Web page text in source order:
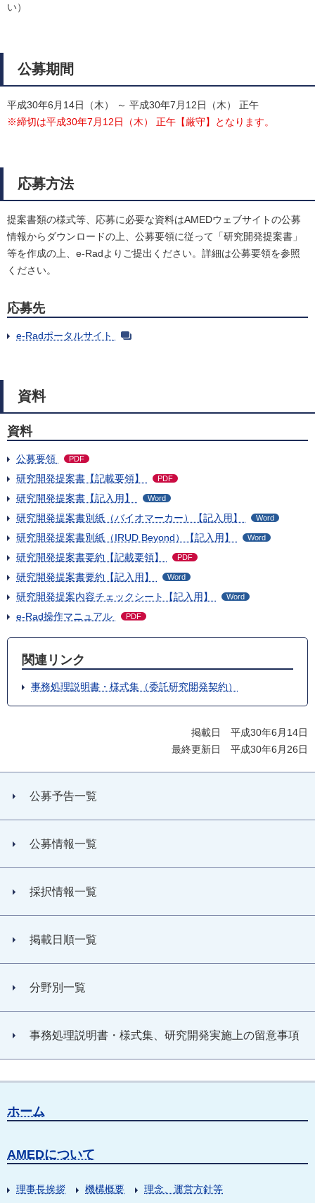
い）
公募期間
平成30年6月14日（木） ～ 平成30年7月12日（木） 正午
※締切は平成30年7月12日（木） 正午【厳守】となります。
応募方法
提案書類の様式等、応募に必要な資料はAMEDウェブサイトの公募
情報からダウンロードの上、公募要領に従って「研究開発提案書」
等を作成の上、e-Radよりご提出ください。詳細は公募要領を参照
ください。
応募先
e-Radポータルサイト
資料
資料
公募要領 PDF
研究開発提案書【記載要領】 PDF
研究開発提案書【記入用】 Word
研究開発提案書別紙（バイオマーカー）【記入用】 Word
研究開発提案書別紙（IRUD Beyond）【記入用】 Word
研究開発提案書要約【記載要領】 PDF
研究開発提案書要約【記入用】 Word
研究開発提案内容チェックシート【記入用】 Word
e-Rad操作マニュアル PDF
関連リンク
事務処理説明書・様式集（委託研究開発契約）
掲載日 平成30年6月14日
最終更新日 平成30年6月26日
公募予告一覧
公募情報一覧
採択情報一覧
掲載日順一覧
分野別一覧
事務処理説明書・様式集、研究開発実施上の留意事項
ホーム
AMEDについて
理事長挨拶 機構概要
理念、運営方針等